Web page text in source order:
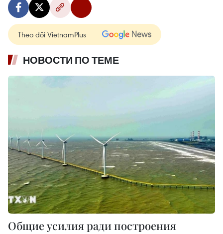
Theo dõi VietnamPlus
НОВОСТИ ПО ТЕМЕ
Общие усилия ради построения